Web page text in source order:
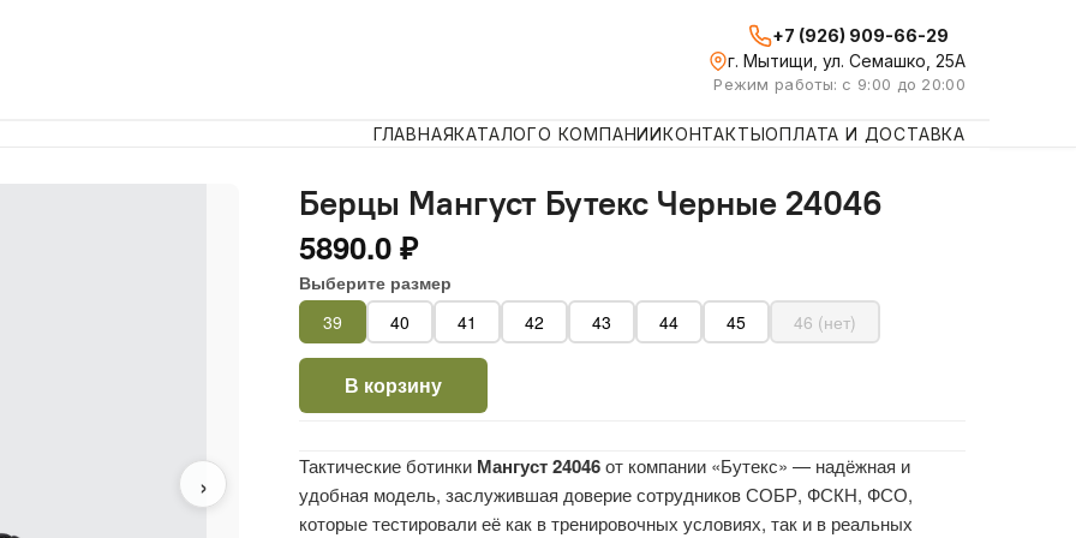
+7 (926) 909-66-29
г. Мытищи, ул. Семашко, 25А
Режим работы: с 9:00 до 20:00
ГЛАВНАЯКАТАЛОГО КОМПАНИИКОНТАКТЫОПЛАТА И ДОСТАВКА
›
Берцы Мангуст Бутекс Черные 24046
5890.0 ₽
Выберите размер
39
40 41 42 43 44 45 46 (нет)
В корзину
Тактические ботинки Мангуст 24046от компании «Бутекс» — надёжная и
удобная модель, заслужившая доверие сотрудников СОБР, ФСКН, ФСО,
которые тестировали её как в тренировочных условиях, так и в реальных